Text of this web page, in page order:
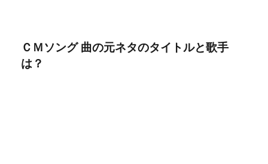
ＣＭソング 曲の元ネタのタイトルと歌手
は？